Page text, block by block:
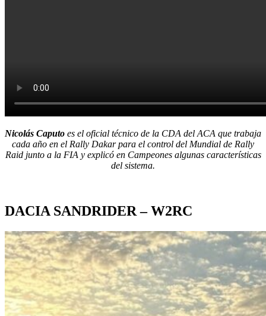
Nicolás Caputo es el oficial técnico de la CDA del ACA que trabaja
cada año en el Rally Dakar para el control del Mundial de Rally
Raid junto a la FIA y explicó en Campeones algunas características
del sistema.
DACIA SANDRIDER – W2RC